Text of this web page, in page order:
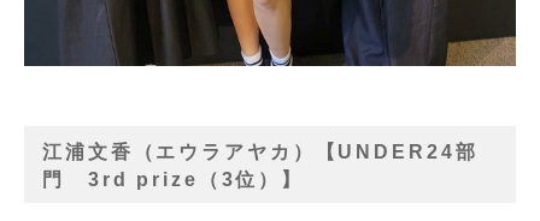
江浦文香（エウラアヤカ）【UNDER24部
門 3rd prize（3位）】